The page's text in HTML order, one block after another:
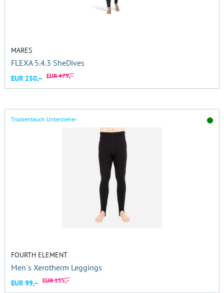
MARES
FLEXA 5.4.3 SheDives
EUR 250,– EUR 479,–
Trockentauch Unterzieher
FOURTH ELEMENT
Men´s Xerotherm Leggings
EUR 99,– EUR 155,–